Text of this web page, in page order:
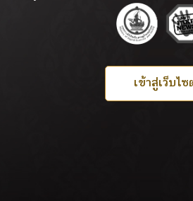
เข้าสู่เว็บไ